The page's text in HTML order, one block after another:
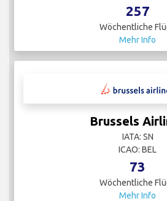
257
Wöchentliche
Mehr Info
Brussels
IATA: SN
ICAO: BEL
73
Wöchentliche
Mehr Info